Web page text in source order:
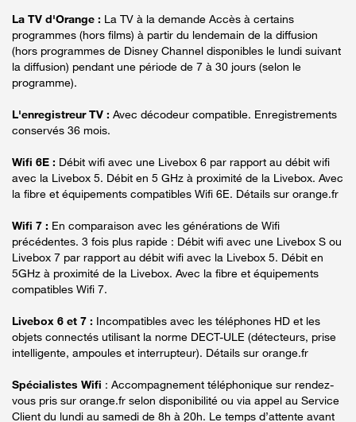
La TV d'Orange : La TV à la demande Accès à certains
programmes (hors films) à partir du lendemain de la diffusion
(hors programmes de Disney Channel disponibles le lundi suivant
la diffusion) pendant une période de 7 à 30 jours (selon le
programme).
L'enregistreur TV : Avec décodeur compatible. Enregistrements
conservés 36 mois.
Wifi 6E : Débit wifi avec une Livebox 6 par rapport au débit wifi
avec la Livebox 5. Débit en 5 GHz à proximité de la Livebox. Avec
la fibre et équipements compatibles Wifi 6E. Détails sur orange.fr
Wifi 7 : En comparaison avec les générations de Wifi
précédentes. 3 fois plus rapide : Débit wifi avec une Livebox S ou
Livebox 7 par rapport au débit wifi avec la Livebox 5. Débit en
5GHz à proximité de la Livebox. Avec la fibre et équipements
compatibles Wifi 7.
Livebox 6 et 7 : Incompatibles avec les téléphones HD et les
objets connectés utilisant la norme DECT-ULE (détecteurs, prise
intelligente, ampoules et interrupteur). Détails sur orange.fr
Spécialistes Wifi : Accompagnement téléphonique sur rendez-
vous pris sur orange.fr selon disponibilité ou via appel au Service
Client du lundi au samedi de 8h à 20h. Le temps d’attente avant